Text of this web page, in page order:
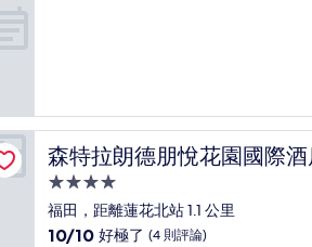
極
了，
(594
則
評
論)
森特拉朗德朋悅花園國際
森特拉朗德朋悅花園國際酒店
4.0
星
級
福田，距離蓮花北站 1.1 公里
10.0
10/10 好極了 (4 則評論)